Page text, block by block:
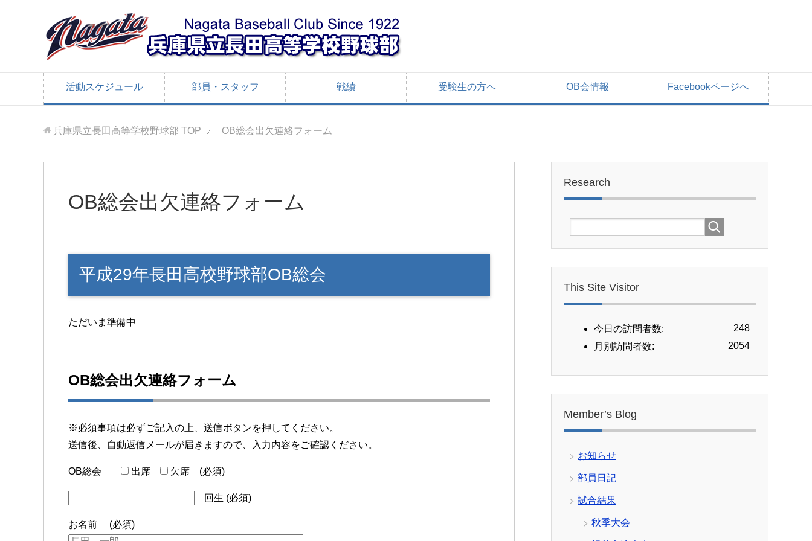
活動スケジュール 部員・スタッフ 戦績 受験生の方へ OB会情報 Facebookページへ
兵庫県立長田高等学校野球部 TOP OB総会出欠連絡フォーム
OB総会出欠連絡フォーム
平成29年長田高校野球部OB総会
ただいま準備中
OB総会出欠連絡フォーム
※必須事項は必ずご記入の上、送信ボタンを押してください。
送信後、自動返信メールが届きますので、入力内容をご確認ください。
OB総会 出席 欠席 (必須)
回生 (必須)
お名前 (必須)
Research
This Site Visitor
248
今日の訪問者数:
2054
月別訪問者数:
Member’s Blog
お知らせ
部員日記
試合結果
秋季大会